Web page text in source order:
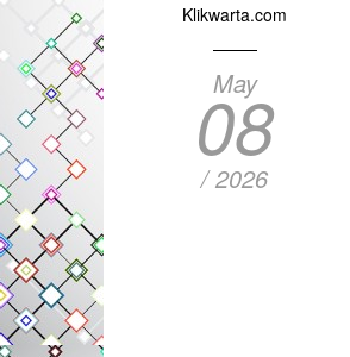
Klikwarta.com
May
08
/ 2026